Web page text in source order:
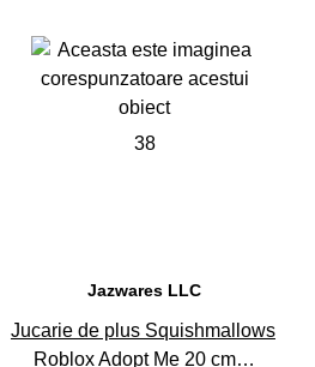
38
Jazwares LLC
Jucarie de plus Squishmallows
Roblox Adopt Me 20 cm…